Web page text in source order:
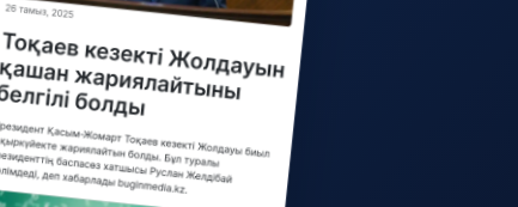
Қазақстан мектептерінде екі
пәннің атауы өзгереді: себебі
белгілі болды
6 тамыз, 2026
«25 миллион теңгені қайтар»:
Бишімбаевтың анасы бұрынғы
келінін сотқа берді